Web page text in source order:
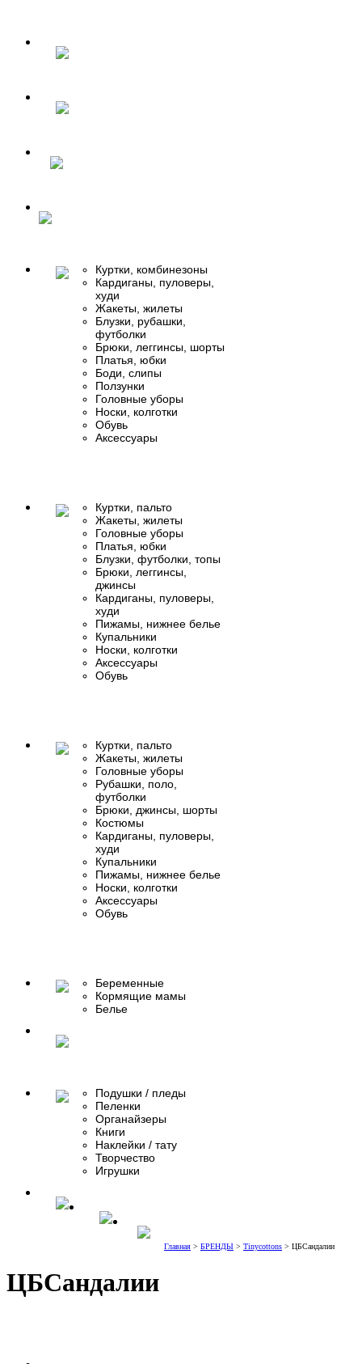
Куртки, комбинезоны
Кардиганы, пуловеры,
худи
Жакеты, жилеты
Блузки, рубашки,
футболки
Брюки, леггинсы, шорты
Платья, юбки
Боди, слипы
Ползунки
Головные уборы
Носки, колготки
Обувь
Аксессуары
Куртки, пальто
Жакеты, жилеты
Головные уборы
Платья, юбки
Блузки, футболки, топы
Брюки, леггинсы,
джинсы
Кардиганы, пуловеры,
худи
Пижамы, нижнее белье
Купальники
Носки, колготки
Аксессуары
Обувь
Куртки, пальто
Жакеты, жилеты
Головные уборы
Рубашки, поло,
футболки
Брюки, джинсы, шорты
Костюмы
Кардиганы, пуловеры,
худи
Купальники
Пижамы, нижнее белье
Носки, колготки
Аксессуары
Обувь
Беременные
Кормящие мамы
Белье
Подушки / пледы
Пеленки
Органайзеры
Книги
Наклейки / тату
Творчество
Игрушки
Главная > БРЕНДЫ > Tinycottons > ЦБСандалии
ЦБСандалии